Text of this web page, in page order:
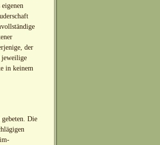
der
jeweilige
in keinem
Die